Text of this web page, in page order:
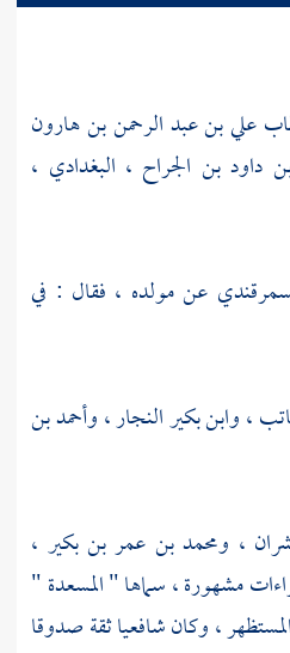
علي بن عبد الرحمن بن هارون
بن الجراح ، البغدادي ،
عن مولده ، فقال : في
،وابن بكير النجار،وأحمد بن
، ومحمد بن عمر بن بكير ،
مشهورة ، سماها " المسعدة "
المستظهر، وكان شافعيا ثقة صدوقا